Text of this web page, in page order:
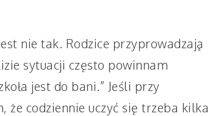
nie tak. Rodzice przyprowadzają
sytuacji często powinnam
jest do bani.” Jeśli przy
że codziennie uczyć się trzeba kilka